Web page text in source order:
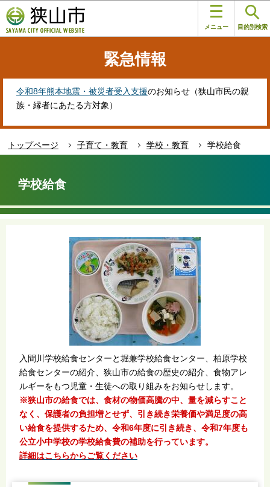
の
ペ
す
メニュー 目的別検索
緊急情報
令和8年熊本地震・被災者受入支援のお知らせ（狭山市民の親
族・縁者にあたる方対象）
トップページ 子育て・教育 学校・教育
学校給食
か
学校給食
入間川学校給食センターと堀兼学校給食センター、柏原学校
給食センターの紹介、狭山市の給食の歴史の紹介、食物アレ
ルギーをもつ児童・生徒への取り組みをお知らせします。
※狭山市の給食では、食材の物価高騰の中、量を減らすこと
なく、保護者の負担増とせず、引き続き栄養価や満足度の高
い給食を提供するため、令和6年度に引き続き、令和7年度も
公立小中学校の学校給食費の補助を行っています。
詳細はこちらからご覧ください